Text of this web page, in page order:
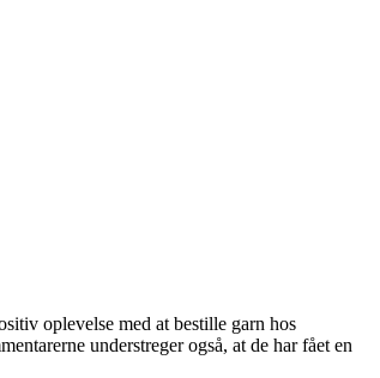
oplevelse med at bestille garn hos
understreger også, at de har fået en